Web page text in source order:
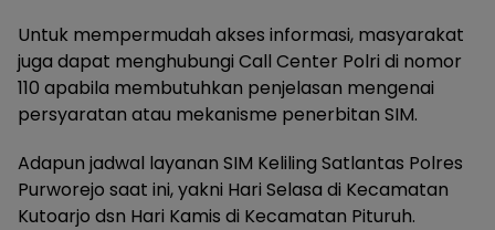
Untuk mempermudah akses informasi, masyarakat
juga dapat menghubungi Call Center Polri di nomor
110 apabila membutuhkan penjelasan mengenai
persyaratan atau mekanisme penerbitan SIM.
Adapun jadwal layanan SIM Keliling Satlantas Polres
Purworejo saat ini, yakni Hari Selasa di Kecamatan
Kutoarjo dsn Hari Kamis di Kecamatan Pituruh.